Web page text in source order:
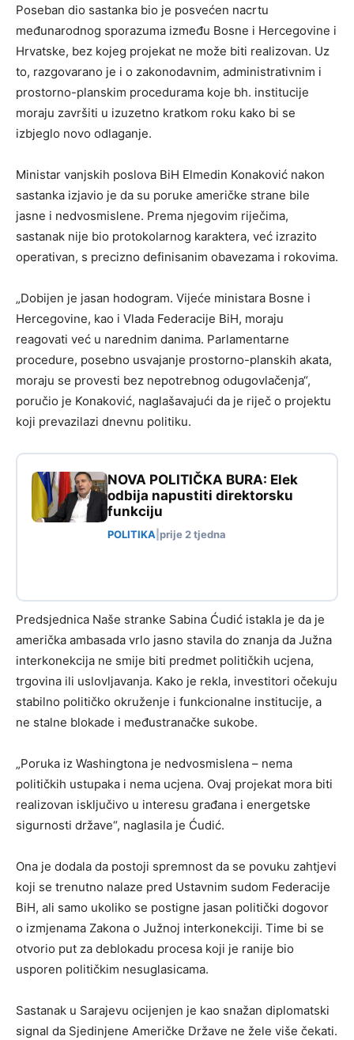
Poseban dio sastanka bio je posvećen nacrtu
međunarodnog sporazuma između Bosne i Hercegovine i
Hrvatske, bez kojeg projekat ne može biti realizovan. Uz
to, razgovarano je i o zakonodavnim, administrativnim i
prostorno-planskim procedurama koje bh. institucije
moraju završiti u izuzetno kratkom roku kako bi se
izbjeglo novo odlaganje.
Ministar vanjskih poslova BiH Elmedin Konaković nakon
sastanka izjavio je da su poruke američke strane bile
jasne i nedvosmislene. Prema njegovim riječima,
sastanak nije bio protokolarnog karaktera, već izrazito
operativan, s precizno definisanim obavezama i rokovima.
„Dobijen je jasan hodogram. Vijeće ministara Bosne i
Hercegovine, kao i Vlada Federacije BiH, moraju
reagovati već u narednim danima. Parlamentarne
procedure, posebno usvajanje prostorno-planskih akata,
moraju se provesti bez nepotrebnog odugovlačenja“,
poručio je Konaković, naglašavajući da je riječ o projektu
koji prevazilazi dnevnu politiku.
NOVA POLITIČKA BURA: Elek
odbija napustiti direktorsku
funkciju
POLITIKA prije 2 tjedna
Predsjednica Naše stranke Sabina Ćudić istakla je da je
američka ambasada vrlo jasno stavila do znanja da Južna
interkonekcija ne smije biti predmet političkih ucjena,
trgovina ili uslovljavanja. Kako je rekla, investitori očekuju
stabilno političko okruženje i funkcionalne institucije, a
ne stalne blokade i međustranačke sukobe.
„Poruka iz Washingtona je nedvosmislena – nema
političkih ustupaka i nema ucjena. Ovaj projekat mora biti
realizovan isključivo u interesu građana i energetske
sigurnosti države“, naglasila je Ćudić.
Ona je dodala da postoji spremnost da se povuku zahtjevi
koji se trenutno nalaze pred Ustavnim sudom Federacije
BiH, ali samo ukoliko se postigne jasan politički dogovor
o izmjenama Zakona o Južnoj interkonekciji. Time bi se
otvorio put za deblokadu procesa koji je ranije bio
usporen političkim nesuglasicama.
Sastanak u Sarajevu ocijenjen je kao snažan diplomatski
signal da Sjedinjene Američke Države ne žele više čekati.